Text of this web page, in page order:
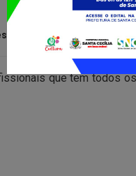
que tem todos